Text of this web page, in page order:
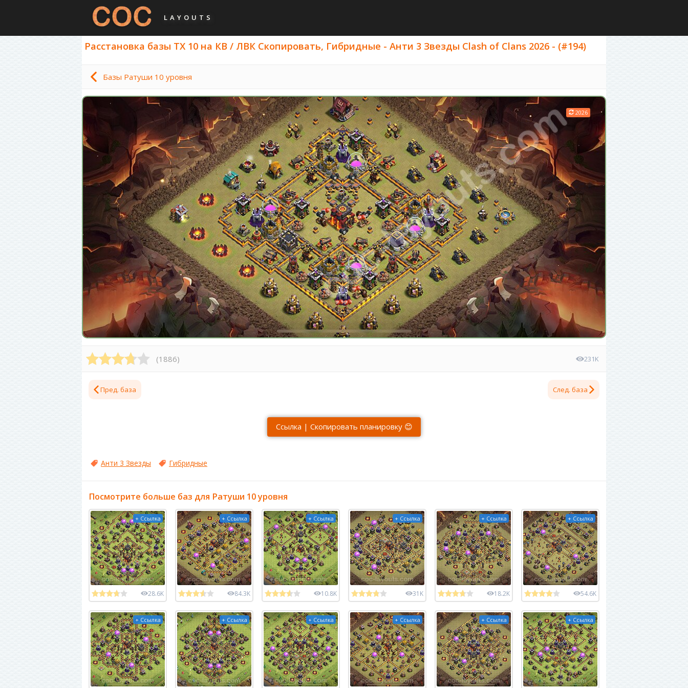
LAYOUTS
Расстановка базы ТХ 10 на КВ / ЛВК Скопировать, Гибридные - Анти 3 Звезды Clash of Clans 2026 - (#194)
Базы Ратуши 10 уровня
2026
(1886) 231K
Пред. база След. база
Ссылка | Скопировать планировку 😊
Анти 3 Звезды Гибридные
Посмотрите больше баз для Ратуши 10 уровня
+ Ссылка
28.6K
+ Ссылка
84.3K
+ Ссылка
10.8K
+ Ссылка
31K
+ Ссылка
18.2K
+ Ссылка
54.6K
+ Ссылка + Ссылка + Ссылка + Ссылка + Ссылка + Ссылка